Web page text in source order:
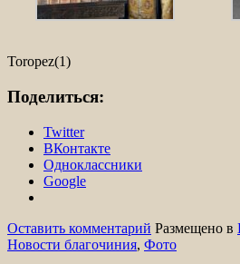
Toropez(1)
Поделиться:
Twitter
ВКонтакте
Одноклассники
Google
Оставить комментарий Размещено в
Новости благочиния, Фото